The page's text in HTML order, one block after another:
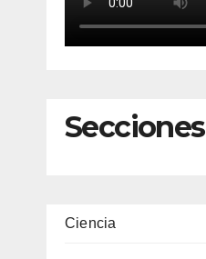
Secciones
Ciencia